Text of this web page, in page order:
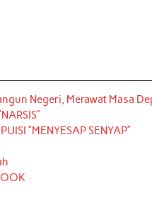
Negeri, Merawat Masa
“MENYESAP SENYAP”